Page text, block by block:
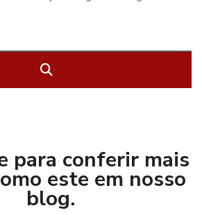
para conferir mais
este em nosso
blog.